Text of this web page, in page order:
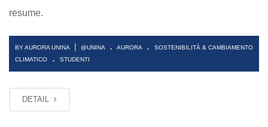
resume.
BY AURORA UNINA @UNINA . AURORA .
SOSTENIBILITÀ & CAMBIAMENTO
CLIMATICO
. STUDENTI
DETAIL